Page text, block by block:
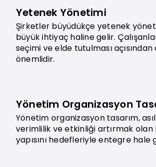
Yetenek Yönetimi
Şirketler büyüdükçe yetenek
büyük ihtiyaç haline gelir.
seçimi ve elde tutulması
önemlidir.
Yönetim Organizasyon
Yönetim organizasyon tasarım,
verimlilik ve etkinliği artırmak olan
yapısını hedefleriyle entegre